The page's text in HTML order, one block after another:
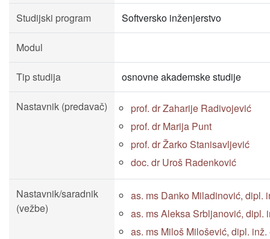
Studijski program Softversko inženjerstvo
Modul
Tip studija osnovne akademske studije
Nastavnik (predavač)
prof. dr Zaharije Radivojević
prof. dr Marija Punt
prof. dr Žarko Stanisavljević
doc. dr Uroš Radenković
Nastavnik/saradnik
(vežbe)
as. ms Danko Miladinović, dipl.
as. ms Aleksa Srbljanović, dipl.
as. ms Miloš Milošević, dipl. inž.